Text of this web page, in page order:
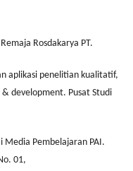
Rosdakarya PT.
aplikasi penelitian kualitatif,
development. Pusat Studi
Media Pembelajaran PAI.
01,